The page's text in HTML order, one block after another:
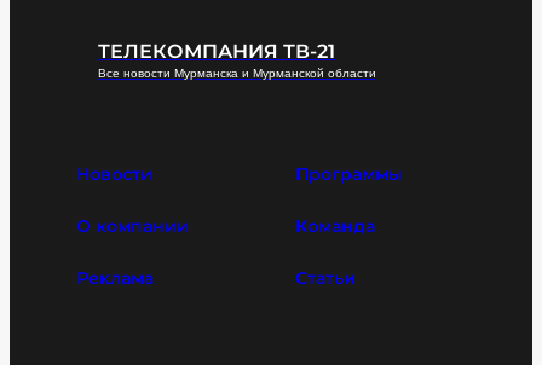
ТЕЛЕКОМПАНИЯ ТВ-21
Все новости Мурманска и Мурманской области
Новости Программы
О компании Команда
Реклама Статьи